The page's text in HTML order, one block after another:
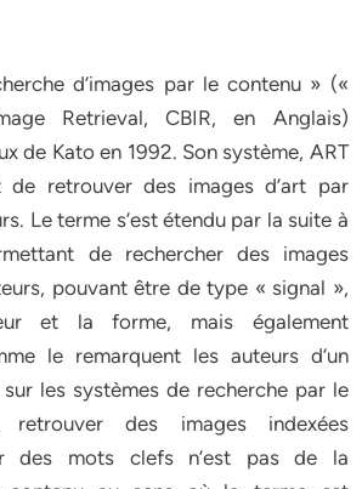
d’images par le contenu » («
Retrieval, CBIR, en Anglais)
de Kato en 1992. Son système, ART
de retrouver des images d’art par
Le terme s’est étendu par la suite à
de rechercher des images
pouvant être de type « signal »,
et la forme, mais également
le remarquent les auteurs d’un
les systèmes de recherche par le
des images indexées
des mots clefs n’est pas de la